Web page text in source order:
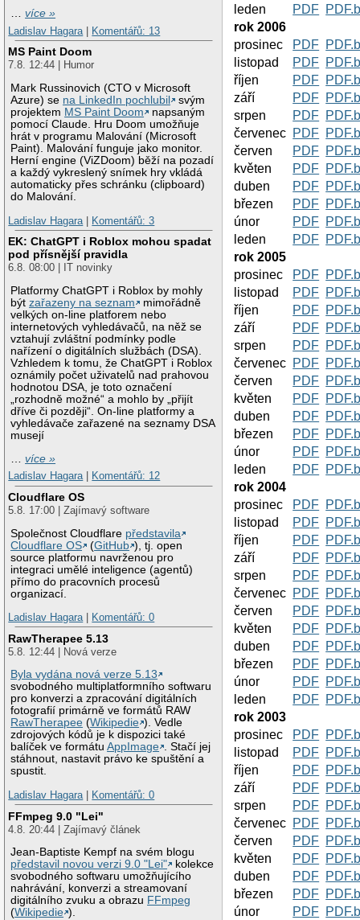
…více »
Ladislav Hagara
Komentářů: 13
MS Paint Doom
7.8. 12:44 | Humor
Mark Russinovich (CTO v Microsoft
Azure) se na LinkedIn pochlubil
svým
projektem MS Paint Doom
napsaným
pomocí Claude. Hru Doom umožňuje
hrát v programu Malování (Microsoft
Paint). Malování funguje jako monitor.
Herní engine (ViZDoom) běží na pozadí
a každý vykreslený snímek hry vkládá
automaticky přes schránku (clipboard)
do Malování.
Ladislav Hagara
Komentářů: 3
EK: ChatGPT i Roblox mohou spadat
pod přísnější pravidla
6.8. 08:00 | IT novinky
Platformy ChatGPT i Roblox by mohly
býtzařazeny na seznam
mimořádně
velkých on-line platforem nebo
internetových vyhledávačů, na něž se
vztahují zvláštní podmínky podle
nařízení o digitálních službách (DSA).
Vzhledem k tomu, že ChatGPT i Roblox
oznámily počet uživatelů nad prahovou
hodnotou DSA, je toto označení
„rozhodně možné“ a mohlo by „přijít
dříve či později“. On-line platformy a
vyhledávače zařazené na seznamy DSA
musejí
…více »
Ladislav Hagara| Komentářů: 12
Cloudflare OS
5.8. 17:00 | Zajímavý software
Společnost Cloudflare představila
Cloudflare OS
(GitHub ), tj. open
source platformu navrženou pro
integraci umělé inteligence (agentů)
přímo do pracovních procesů
organizací.
Ladislav Hagara| Komentářů: 0
RawTherapee 5.13
5.8. 12:44 | Nová verze
Byla vydána nová verze 5.13
svobodného multiplatformního softwaru
pro konverzi a zpracování digitálních
fotografií primárně ve formátů RAW
RawTherapee (Wikipedie ). Vedle
zdrojových kódů je k dispozici také
balíček ve formátuAppImage . Stačí jej
stáhnout, nastavit právo ke spuštění a
spustit.
Ladislav Hagara| Komentářů: 0
FFmpeg 9.0 "Lei"
4.8. 20:44 | Zajímavý článek
Jean-Baptiste Kempf na svém blogu
představil novou verzi 9.0 "Lei"
kolekce
svobodného softwaru umožňujícího
nahrávání, konverzi a streamovaní
digitálního zvuku a obrazu FFmpeg
(Wikipedie ).
leden
PDF
rok 2006
prosinec
PDF
listopad
PDF
říjen
PDF
září
PDF
srpen
PDF
červenec PDF
červen
PDF
květen
PDF
duben
PDF
březen
PDF
únor
PDF
leden
PDF
rok 2005
prosinec
PDF
listopad
PDF
říjen
PDF
září
PDF
srpen
PDF
červenec PDF
červen
PDF
květen
PDF
duben
PDF
březen
PDF
únor
PDF
leden
PDF
rok 2004
prosinec
PDF
listopad
PDF
říjen
PDF
září
PDF
srpen
PDF
červenec PDF
červen
PDF
květen
PDF
duben
PDF
březen
PDF
únor
PDF
leden
PDF
rok 2003
prosinec
PDF
listopad
PDF
říjen
PDF
září
PDF
srpen
PDF
červenec PDF
červen
PDF
květen
PDF
duben
PDF
březen
PDF
únor
PDF